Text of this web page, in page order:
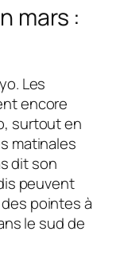
mars :
Les
encore
surtout en
matinales
dit son
peuvent
pointes à
le sud de